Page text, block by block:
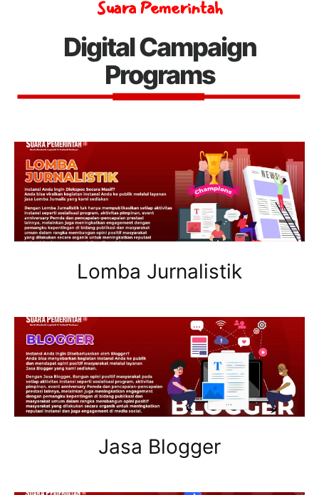
Suara Pemerintah
Digital Campaign
Programs
Lomba Jurnalistik
Jasa Blogger